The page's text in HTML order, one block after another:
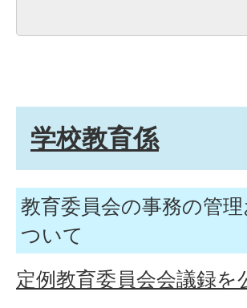
学校教育係
教育委員会の事務の管
ついて
定例教育委員会会議録を